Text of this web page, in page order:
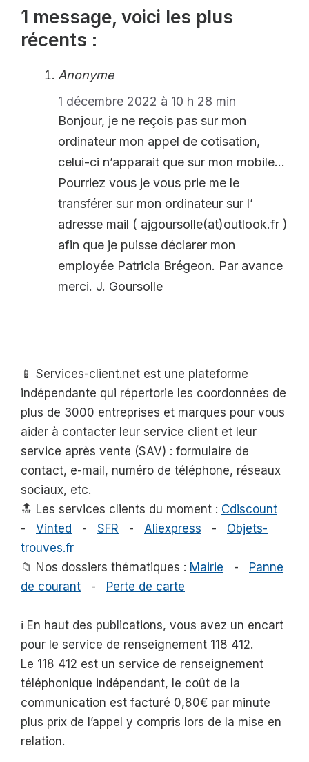
1 message, voici les plus
récents :
Anonyme
1 décembre 2022 à 10 h 28 min
Bonjour, je ne reçois pas sur mon
ordinateur mon appel de cotisation,
celui-ci n’apparait que sur mon mobile…
Pourriez vous je vous prie me le
transférer sur mon ordinateur sur l’
adresse mail ( ajgoursolle(at)outlook.fr )
afin que je puisse déclarer mon
employée Patricia Brégeon. Par avance
merci. J. Goursolle
📱 Services-client.net est une plateforme
indépendante qui répertorie les coordonnées de
plus de 3000 entreprises et marques pour vous
aider à contacter leur service client et leur
service après vente (SAV) : formulaire de
contact, e-mail, numéro de téléphone, réseaux
sociaux, etc.
🔝 Les services clients du moment : Cdiscount
- Vinted - SFR - Aliexpress - Objets-
trouves.fr
📁 Nos dossiers thématiques : Mairie - Panne
de courant - Perte de carte
ℹ️ En haut des publications, vous avez un encart
pour le service de renseignement 118 412.
Le 118 412 est un service de renseignement
téléphonique indépendant, le coût de la
communication est facturé 0,80€ par minute
plus prix de l’appel y compris lors de la mise en
relation.